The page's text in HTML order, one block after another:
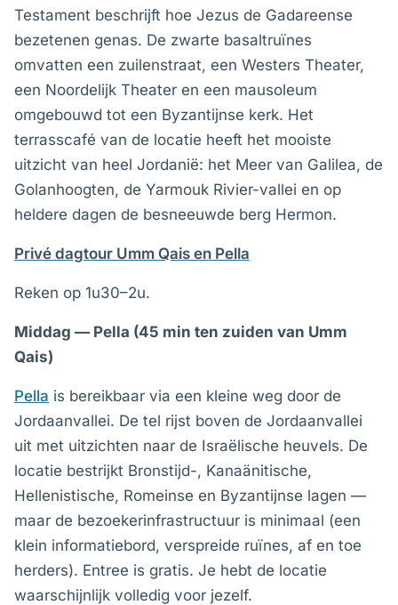
Testament beschrijft hoe Jezus de Gadareense
bezetenen genas. De zwarte basaltruïnes
omvatten een zuilenstraat, een Westers Theater,
een Noordelijk Theater en een mausoleum
omgebouwd tot een Byzantijnse kerk. Het
terrasscafé van de locatie heeft het mooiste
uitzicht van heel Jordanië: het Meer van Galilea, de
Golanhoogten, de Yarmouk Rivier-vallei en op
heldere dagen de besneeuwde berg Hermon.
Privé dagtour Umm Qais en Pella
Reken op 1u30–2u.
Middag — Pella (45 min ten zuiden van Umm
Qais)
Pella is bereikbaar via een kleine weg door de
Jordaanvallei. De tel rijst boven de Jordaanvallei
uit met uitzichten naar de Israëlische heuvels. De
locatie bestrijkt Bronstijd-, Kanaänitische,
Hellenistische, Romeinse en Byzantijnse lagen —
maar de bezoekerinfrastructuur is minimaal (een
klein informatiebord, verspreide ruïnes, af en toe
herders). Entree is gratis. Je hebt de locatie
waarschijnlijk volledig voor jezelf.